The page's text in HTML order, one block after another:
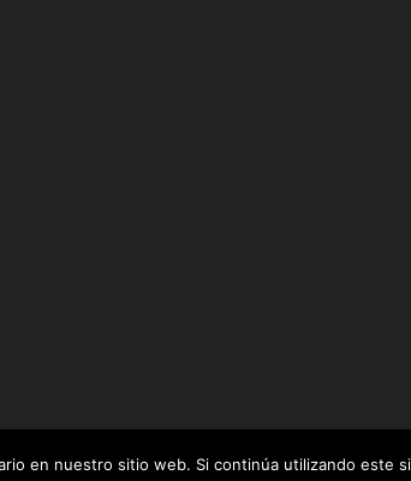
en nuestro sitio web. Si continúa utilizando este